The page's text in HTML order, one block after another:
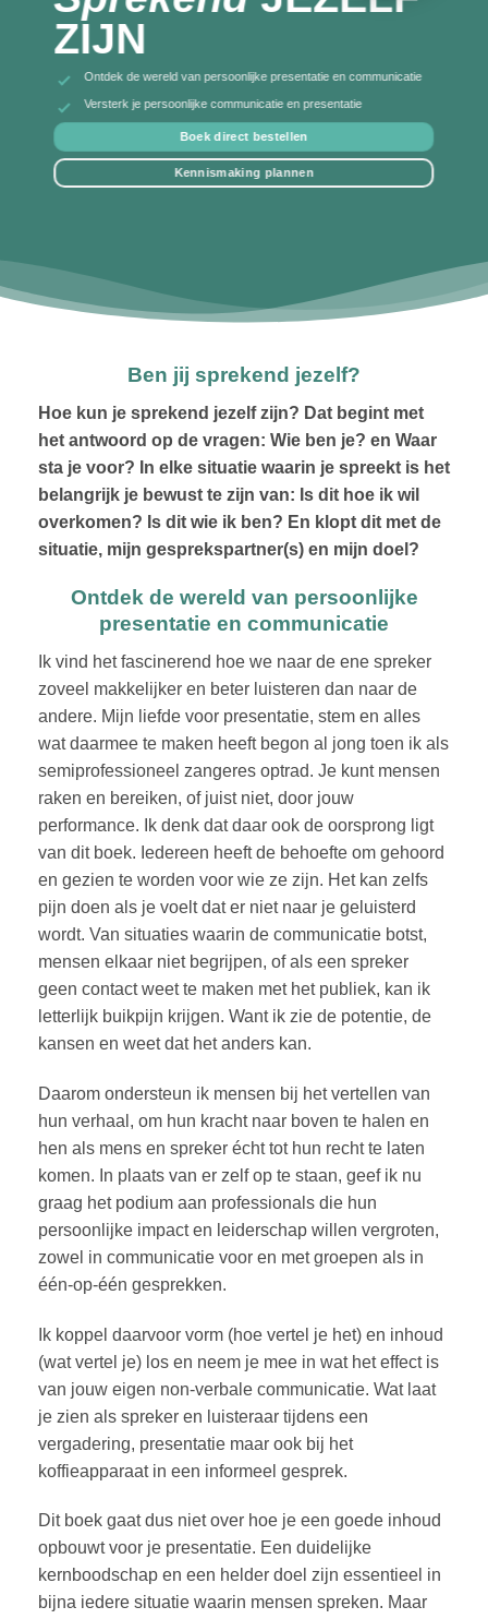
ZIJN
Ontdek de wereld van persoonlijke presentatie en communicatie
Versterk je persoonlijke communicatie en presentatie
Boek direct bestellen
Kennismaking plannen
Ben jij sprekend jezelf?
Hoe kun je sprekend jezelf zijn? Dat begint met
het antwoord op de vragen: Wie ben je? en Waar
sta je voor? In elke situatie waarin je spreekt is het
belangrijk je bewust te zijn van: Is dit hoe ik wil
overkomen? Is dit wie ik ben? En klopt dit met de
situatie, mijn gesprekspartner(s) en mijn doel?
Ontdek de wereld van persoonlijke
presentatie en communicatie
Ik vind het fascinerend hoe we naar de ene spreker
zoveel makkelijker en beter luisteren dan naar de
andere. Mijn liefde voor presentatie, stem en alles
wat daarmee te maken heeft begon al jong toen ik als
semiprofessioneel zangeres optrad. Je kunt mensen
raken en bereiken, of juist niet, door jouw
performance. Ik denk dat daar ook de oorsprong ligt
van dit boek. Iedereen heeft de behoefte om gehoord
en gezien te worden voor wie ze zijn. Het kan zelfs
pijn doen als je voelt dat er niet naar je geluisterd
wordt. Van situaties waarin de communicatie botst,
mensen elkaar niet begrijpen, of als een spreker
geen contact weet te maken met het publiek, kan ik
letterlijk buikpijn krijgen. Want ik zie de potentie, de
kansen en weet dat het anders kan.
Daarom ondersteun ik mensen bij het vertellen van
hun verhaal, om hun kracht naar boven te halen en
hen als mens en spreker écht tot hun recht te laten
komen. In plaats van er zelf op te staan, geef ik nu
graag het podium aan professionals die hun
persoonlijke impact en leiderschap willen vergroten,
zowel in communicatie voor en met groepen als in
één-op-één gesprekken.
Ik koppel daarvoor vorm (hoe vertel je het) en inhoud
(wat vertel je) los en neem je mee in wat het effect is
van jouw eigen non-verbale communicatie. Wat laat
je zien als spreker en luisteraar tijdens een
vergadering, presentatie maar ook bij het
koffieapparaat in een informeel gesprek.
Dit boek gaat dus niet over hoe je een goede inhoud
opbouwt voor je presentatie. Een duidelijke
kernboodschap en een helder doel zijn essentieel in
bijna iedere situatie waarin mensen spreken. Maar